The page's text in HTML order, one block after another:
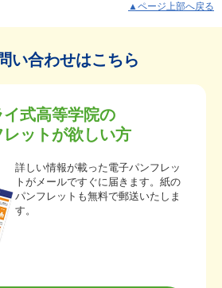
▲ページ上部へ戻る
い合わせはこちら
イ式高等学院の
レットが欲しい方
詳しい情報が載った電子パンフレッ
トがメールですぐに届きます。紙の
パンフレットも無料で郵送いたしま
す。